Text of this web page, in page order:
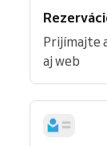
Prijímajte
aj web